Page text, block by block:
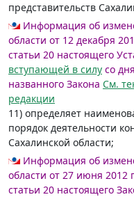
представительств
Информация об
области от 12 декабря
статьи 20 настоящего
вступающей в силу со дня
названного Закона См.
редакции
11) определяет
порядок деятельности
Сахалинской области;
Информация об
области от 27 июня 2012
статьи 20 настоящего